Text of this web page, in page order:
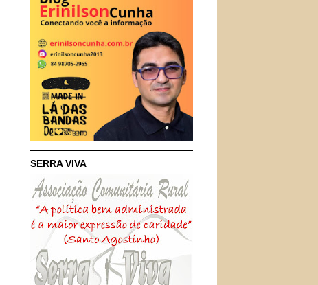
SERRA VIVA